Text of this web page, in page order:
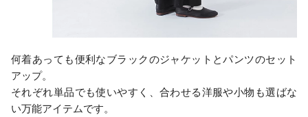
何着あっても便利なブラックのジャケットとパンツのセット
アップ。
それぞれ単品でも使いやすく、合わせる洋服や小物も選ばな
い万能アイテムです。